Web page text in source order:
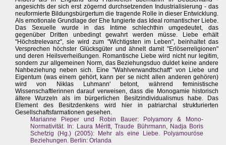
angesichts der sich erst zögernd durchsetzenden Industrialisierung - das
neuformierte Bildungsbürgertum die tragende Rolle in dieser Entwicklung.
Als emotionale Grundlage der Ehe fungierte das Ideal romantischer Liebe.
Das Sexuelle wurde in das Intime schlechthin umgedeutet, das
gegenüber Dritten unbedingt gewahrt werden müsse. Liebe erhält
"Höchstrelevanz", sie wird zum "Wichtigsten im Leben", beinhaltet das
Versprechen höchster Glücksgüter und ähnelt damit "Erlöserreligionen"
und deren Heilsverheißungen. Romantische Liebe wird nicht nur legitim,
sondern zur allgemeinen Norm, das Beziehungsduo duldet keine andere
Nahbeziehung neben sich. Eine "Wahlverwandtschaft" von Liebe und
Eigentum (was einem gehört, kann per se nicht allen anderen gehören)
wird von Niklas Luhmann' betont, während feministische
Wissenschaftlerinnen darauf verweisen, dass die Monogamie historisch
ältere Wurzeln als im bürgerlichen Besitzindividualismus habe. Das
Element des Besitzdenkens wird hier in patriarchal strukturierten
Gesellschaftsfarmationen gesehen.
Marianne Pieper und Robin Bauer: Polyamory & Mono-
Normativität. In: Laura Méritt, Traude Bührmann, Nadja Boris
Schefzig (Hg.) (2005): Mehr als eine Liebe. Polyamouröse
Beziehungen. Berlin: Orlanda